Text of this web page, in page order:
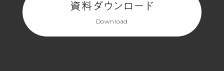
資料ダウンロード
Download